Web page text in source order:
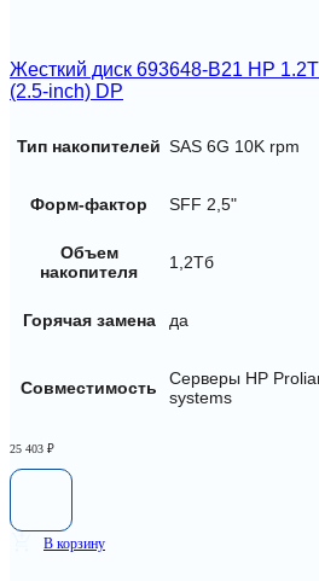
Жесткий диск 693648-B21 HP
(2.5-inch) DP
Тип накопителей SAS 6G 10K rpm
Форм-фактор SFF 2,5"
Объем
накопителя
1,2Тб
Горячая замена да
Совместимость
Серверы HP
systems
25 403 ₽
В корзину